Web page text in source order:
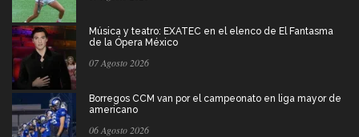
Música y teatro: EXATEC en el elenco de El Fantasma
de la Ópera México
07 Agosto 2026
Borregos CCM van por el campeonato en liga mayor de
americano
06 Agosto 2026